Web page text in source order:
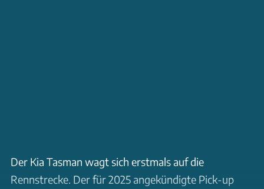
Der Kia Tasman wagt sich erstmals auf die
Rennstrecke. Der für 2025 angekündigte Pick-up